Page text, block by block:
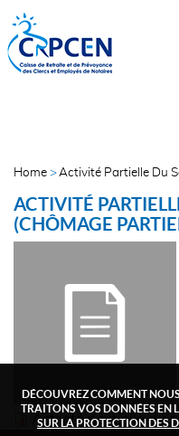
Skip
to
main
Aller
au
contenu
principal
D'ARIANE
Home Activité Partielle Du
ACTIVITÉ
(CHÔMAGE
Activité partielle du
DÉCOUVREZ COMMENT
TRAITONS VOS DONNÉES EN
SUR LA PROTECTION DES